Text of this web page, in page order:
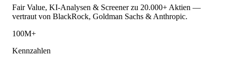
Fair Value, KI-Analysen & Screener zu 20.000+ Aktien —
vertraut von BlackRock, Goldman Sachs & Anthropic.
100M+
Kennzahlen